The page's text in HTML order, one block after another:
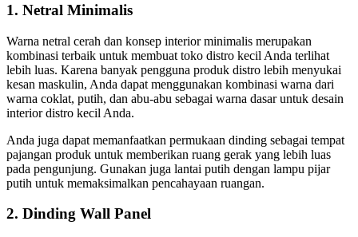
1. Netral Minimalis
Warna netral cerah dan konsep interior minimalis merupakan
kombinasi terbaik untuk membuat toko distro kecil Anda terlihat
lebih luas. Karena banyak pengguna produk distro lebih menyukai
kesan maskulin, Anda dapat menggunakan kombinasi warna dari
warna coklat, putih, dan abu-abu sebagai warna dasar untuk desain
interior distro kecil Anda.
Anda juga dapat memanfaatkan permukaan dinding sebagai tempat
pajangan produk untuk memberikan ruang gerak yang lebih luas
pada pengunjung. Gunakan juga lantai putih dengan lampu pijar
putih untuk memaksimalkan pencahayaan ruangan.
2. Dinding Wall Panel